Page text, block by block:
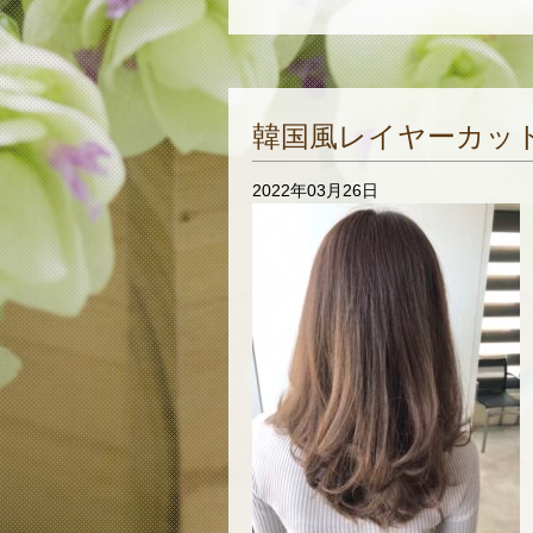
韓国風レイヤーカッ
2022年03月26日